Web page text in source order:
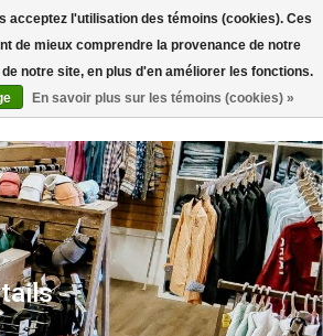
acceptez l'utilisation des témoins (cookies). Ces
de mieux comprendre la provenance de notre
notre site, en plus d'en améliorer les fonctions.
En savoir plus sur les témoins (cookies) »